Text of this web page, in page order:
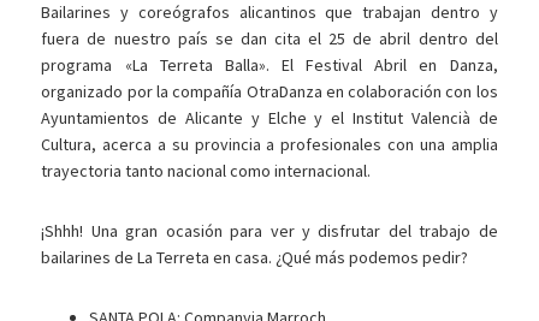
Bailarines y coreógrafos alicantinos que trabajan dentro y
fuera de nuestro país se dan cita el 25 de abril dentro del
programa «La Terreta Balla». El Festival Abril en Danza,
organizado por la compañía OtraDanza en colaboración con los
Ayuntamientos de Alicante y Elche y el Institut Valencià de
Cultura, acerca a su provincia a profesionales con una amplia
trayectoria tanto nacional como internacional.
¡Shhh! Una gran ocasión para ver y disfrutar del trabajo de
bailarines de La Terreta en casa. ¿Qué más podemos pedir?